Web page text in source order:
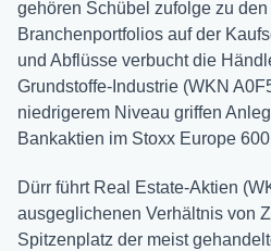
gehören Schübel zufolge zu den
Branchenportfolios auf der
und Abflüsse verbucht die
Grundstoffe-Industrie (WKN
niedrigerem Niveau griffen
Bankaktien im Stoxx Europe
Dürr führt Real Estate-Aktien
ausgeglichenen Verhältnis von
Spitzenplatz der meist